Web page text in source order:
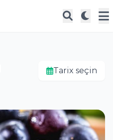
Tarix seçin